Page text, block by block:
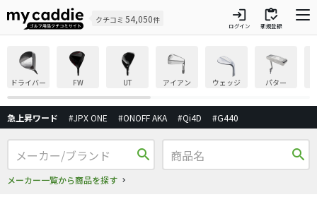
クチコミ 54,050件 login
ログイン
inventory
新規登録
ドライバー FW UT アイアン ウェッジ パター
急上昇ワード #JPX ONE #ONOFF AKA #Qi4D #G440
search
メーカー一覧から商品を探す
search